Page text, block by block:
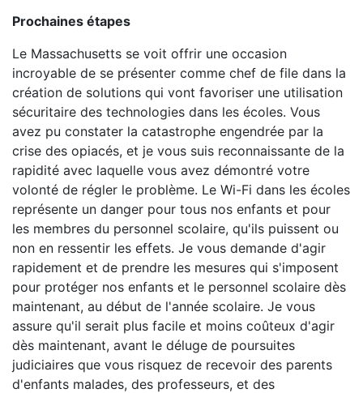
Prochaines étapes
Le Massachusetts se voit offrir une occasion
incroyable de se présenter comme chef de file dans la
création de solutions qui vont favoriser une utilisation
sécuritaire des technologies dans les écoles. Vous
avez pu constater la catastrophe engendrée par la
crise des opiacés, et je vous suis reconnaissante de la
rapidité avec laquelle vous avez démontré votre
volonté de régler le problème. Le Wi-Fi dans les écoles
représente un danger pour tous nos enfants et pour
les membres du personnel scolaire, qu'ils puissent ou
non en ressentir les effets. Je vous demande d'agir
rapidement et de prendre les mesures qui s'imposent
pour protéger nos enfants et le personnel scolaire dès
maintenant, au début de l'année scolaire. Je vous
assure qu'il serait plus facile et moins coûteux d'agir
dès maintenant, avant le déluge de poursuites
judiciaires que vous risquez de recevoir des parents
d'enfants malades, des professeurs, et des